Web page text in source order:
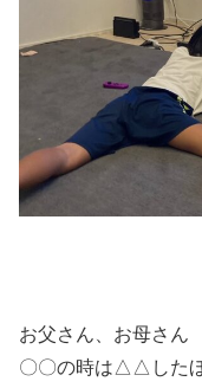
お父さん、お母さん
〇〇の時は△△した